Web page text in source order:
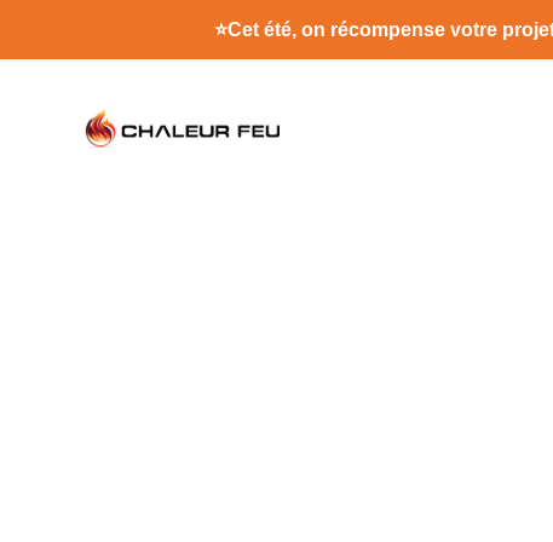
⭐Cet été, on récompense votre